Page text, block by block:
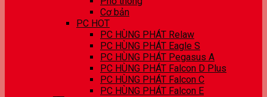
Cơ bản
PC HOT
PC HÙNG PHÁT Relaw
PC HÙNG PHÁT Eagle S
PC HÙNG PHÁT Pegasus A
PC HÙNG PHÁT Falcon D Plus
PC HÙNG PHÁT Falcon C
PC HÙNG PHÁT Falcon E